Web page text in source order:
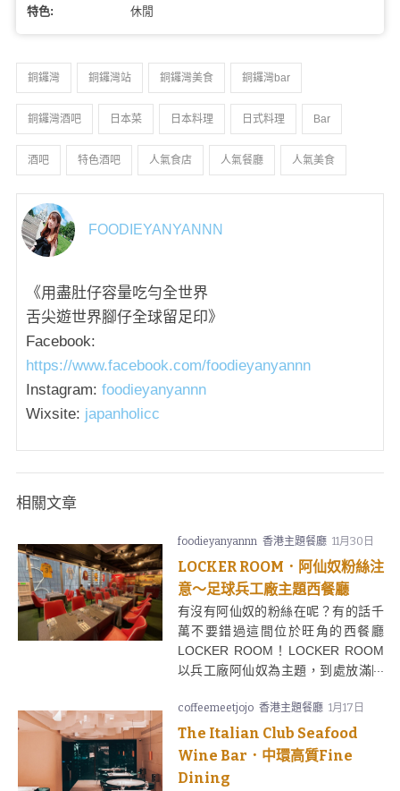
特色:
休閒
銅鑼灣 銅鑼灣站 銅鑼灣美食 銅鑼灣bar
銅鑼灣酒吧 日本菜 日本料理 日式料理 Bar
酒吧 特色酒吧 人氣食店 人氣餐廳 人氣美食
FOODIEYANYANNN
《用盡肚仔容量吃勻全世界
舌尖遊世界腳仔全球留足印》
Facebook:
https://www.facebook.com/foodieyanyannn
Instagram: foodieyanyannn
Wixsite: japanholicc
相關文章
foodieyanyannn 香港主題餐廳 11月30日
LOCKER ROOM．阿仙奴粉絲注
意～足球兵工廠主題西餐廳
有沒有阿仙奴的粉絲在呢？有的話千
萬不要錯過這間位於旺角的西餐廳
LOCKER ROOM！LOCKER ROOM
以兵工廠阿仙奴為主題，到處放滿阿
粉絲們非常興奮，打卡度爆燈！
coffeemeetjojo 香港主題餐廳 1月17日
The Italian Club Seafood
Wine Bar．中環高質Fine
Dining